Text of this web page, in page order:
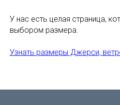
У нас есть целая страница,
выбором размера.
Узнать размеры Джерси,